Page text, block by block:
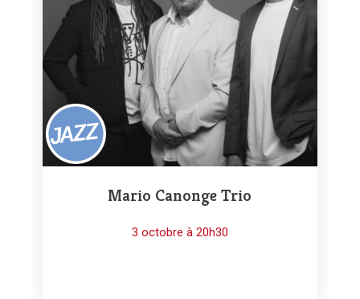
Mario Canonge Trio
3 octobre à 20h30